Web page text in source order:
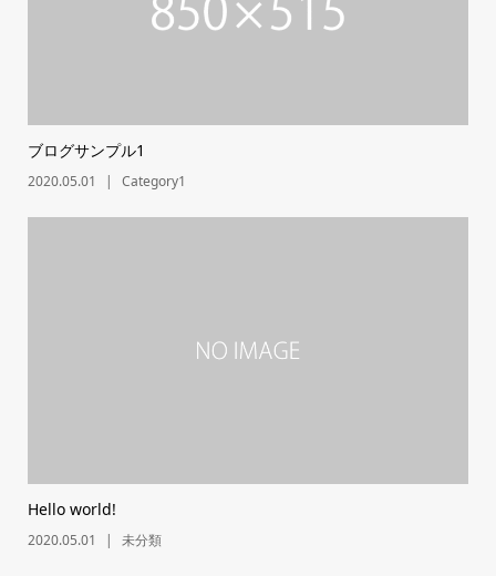
ブログサンプル1
2020.05.01 Category1
Hello world!
2020.05.01 未分類